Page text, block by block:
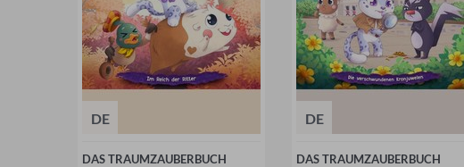
DE
DAS TRAUMZAUBERBUCH
DE
DAS TRAUMZAUBERBUCH